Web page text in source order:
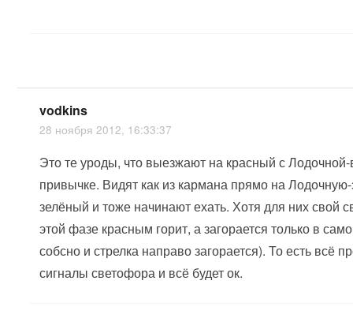
vodkins
28 ноября 2012, 16:33:37
Это те уроды, что выезжают на красный с
привычке. Видят как из кармана прямо на Лодочную-
зелёный и тоже начинают ехать. Хотя для них свой
этой фазе красным горит, а загорается только в
собсно и стрелка направо загорается). То есть всё
сигналы светофора и всё будет ок.